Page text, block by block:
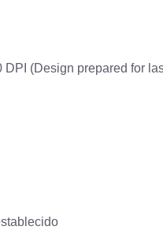
(Design prepared for